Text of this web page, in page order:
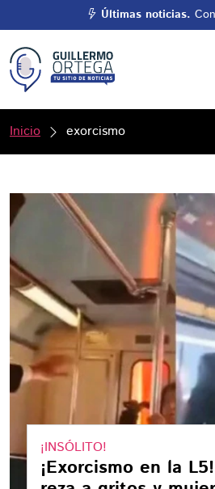
Últimas noticias.
Inicio exorcismo
¡INSÓLITO!
¡Exorcismo en la